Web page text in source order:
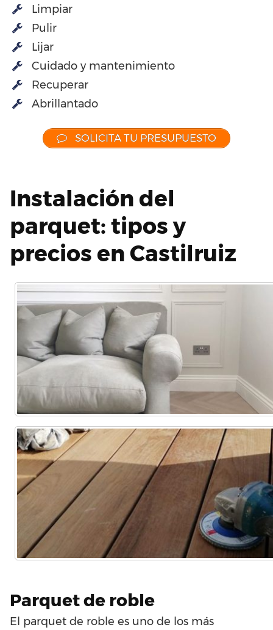
Limpiar
Pulir
Lijar
Cuidado y mantenimiento
Recuperar
Abrillantado
SOLICITA TU PRESUPUESTO
Instalación del
parquet: tipos y
precios en Castilruiz
Parquet de roble
El parquet de roble es uno de los más